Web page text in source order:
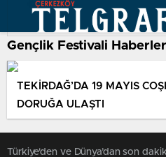
Gençlik Festivali
TEKİRDAĞ’DA 19 MAYIS
DORUĞA ULAŞTI
Türkiye'den ve Dünya’dan son